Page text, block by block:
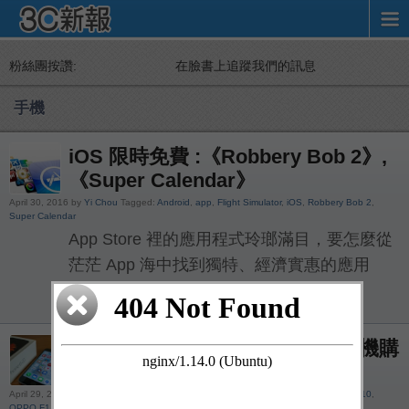
粉絲團按讚: 在臉書上追蹤我們的訊息
手機
iOS 限時免費 :《Robbery Bob 2》,
《Super Calendar》
April 30, 2016 by Yi Chou Tagged: Android app Flight Simulator, iOS Robbery Bob 2
Super Calendar
App Store 裡的應用程式玲瑯滿目，要怎麼從
茫茫 App 海中找到獨特、經濟實惠的應用
呢？以下精選「神偷 […]
母親節將至，2016 年台灣當季手機購
April 29, 2016 by LG V10